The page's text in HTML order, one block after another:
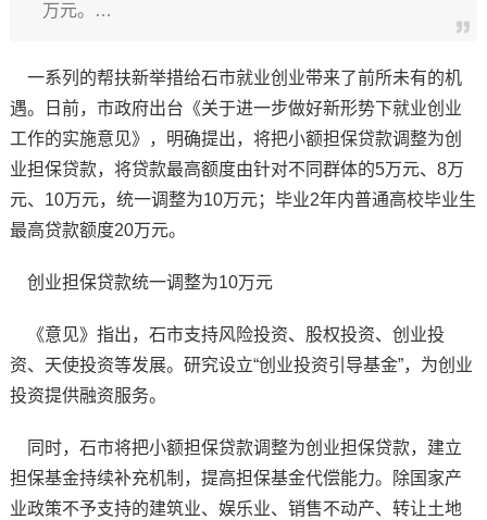
万元。…
一系列的帮扶新举措给石市就业创业带来了前所未有的机
遇。日前，市政府出台《关于进一步做好新形势下就业创业
工作的实施意见》，明确提出，将把小额担保贷款调整为创
业担保贷款，将贷款最高额度由针对不同群体的5万元、8万
元、10万元，统一调整为10万元；毕业2年内普通高校毕业生
最高贷款额度20万元。
创业担保贷款统一调整为10万元
《意见》指出，石市支持风险投资、股权投资、创业投
资、天使投资等发展。研究设立“创业投资引导基金”，为创业
投资提供融资服务。
同时，石市将把小额担保贷款调整为创业担保贷款，建立
担保基金持续补充机制，提高担保基金代偿能力。除国家产
业政策不予支持的建筑业、娱乐业、销售不动产、转让土地